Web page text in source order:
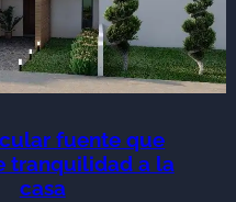
fuente que
tranquilidad a la
casa